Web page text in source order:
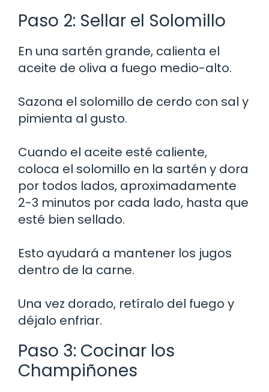
Paso 2: Sellar el Solomillo
En una sartén grande, calienta el
aceite de oliva a fuego medio-alto.
Sazona el solomillo de cerdo con sal y
pimienta al gusto.
Cuando el aceite esté caliente,
coloca el solomillo en la sartén y dora
por todos lados, aproximadamente
2-3 minutos por cada lado, hasta que
esté bien sellado.
Esto ayudará a mantener los jugos
dentro de la carne.
Una vez dorado, retíralo del fuego y
déjalo enfriar.
Paso 3: Cocinar los
Champiñones